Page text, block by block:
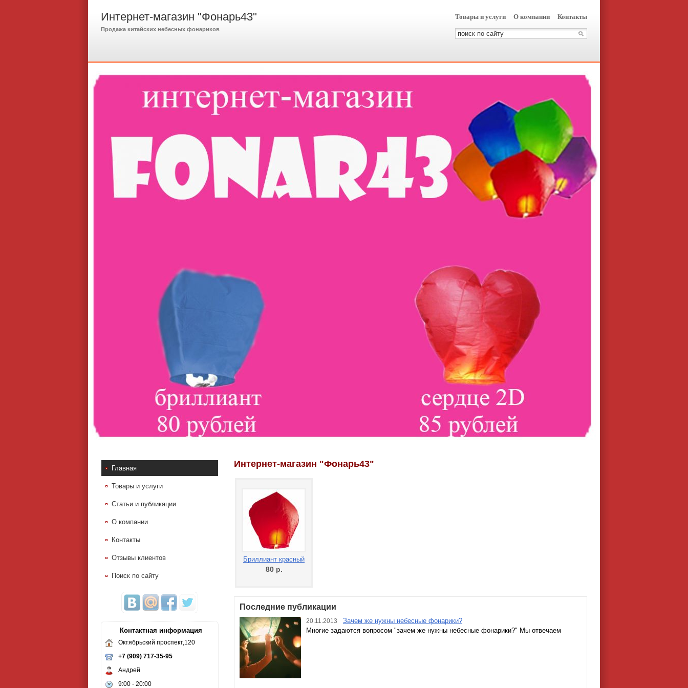
Интернет-магазин "Фонарь43"
Продажа китайских небесных фонариков
Товары и услуги О компании Контакты
Интернет-магазин "Фонарь43"
Бриллиант красный
80 р.
Последние публикации
20.11.2013
Зачем же нужны небесные фонарики?
Многие задаются вопросом "зачем же нужны небесные фонарики?" Мы отвечаем
Главная
Товары и услуги
Статьи и публикации
О компании
Контакты
Отзывы клиентов
Поиск по сайту
Контактная информация
Октябрьский проспект,120
+7 (909) 717-35-95
Андрей
9:00 - 20:00